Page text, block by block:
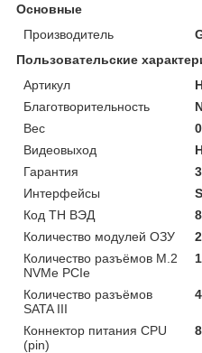
Основные
Производитель
Пользовательские
Артикул
Благотворительность
Вес
Видеовыход
Гарантия
Интерфейсы
Код ТН ВЭД
Количество модулей ОЗУ
2
Количество разъёмов M.2
NVMe PCIe
1
Количество разъёмов
SATA III
4
Коннектор питания CPU
(pin)
8